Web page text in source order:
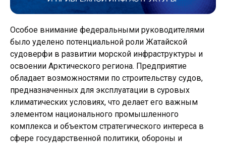
Особое внимание федеральными руководителями
было уделено потенциальной роли Жатайской
судоверфи в развитии морской инфраструктуры и
освоении Арктического региона. Предприятие
обладает возможностями по строительству судов,
предназначенных для эксплуатации в суровых
климатических условиях, что делает его важным
элементом национального промышленного
комплекса и объектом стратегического интереса в
сфере государственной политики, обороны и